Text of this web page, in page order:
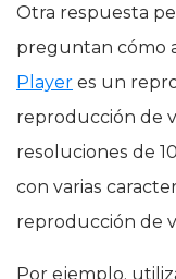
Otra respuesta
preguntan cómo
Player es un
reproducción de
resoluciones de
con varias
reproducción de
Por ejemplo,